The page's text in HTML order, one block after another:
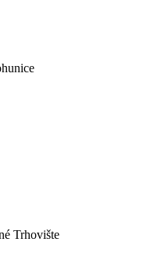
Trhovište